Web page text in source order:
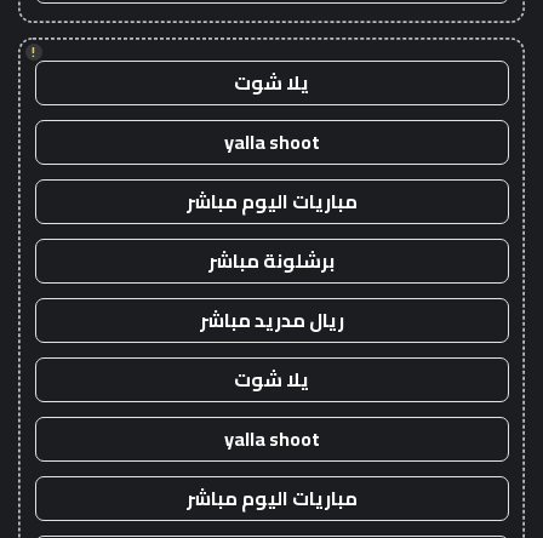
!
يلا شوت
yalla shoot
مباريات اليوم مباشر
برشلونة مباشر
ريال مدريد مباشر
يلا شوت
yalla shoot
مباريات اليوم مباشر